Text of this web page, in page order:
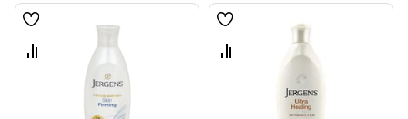
قائمة
قارن
قائمة
قارن